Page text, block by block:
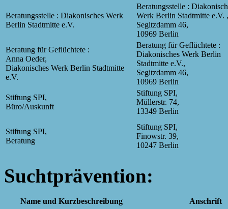
Beratungsstelle : Diakonisches Werk
Berlin Stadtmitte e.V.
Beratungsstelle :
Werk Berlin Stadtmitte e.V. ,
Segitzdamm 46,
10969 Berlin
Beratung für Geflüchtete :
Anna Oeder,
Diakonisches Werk Berlin Stadtmitte
e.V.
Beratung für Geflüchtete :
Diakonisches Werk Berlin
Stadtmitte e.V.,
Segitzdamm 46,
10969 Berlin
Stiftung SPI,
Büro/Auskunft
Stiftung SPI,
Müllerstr. 74,
13349 Berlin
Stiftung SPI,
Beratung
Stiftung SPI,
Finowstr. 39,
10247 Berlin
Suchtprävention:
Name und Kurzbeschreibung
Anschrift